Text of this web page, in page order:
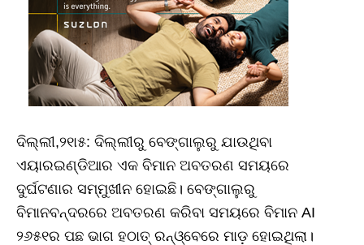
ଦିଲ୍ଲୀ,୨୧ା୫: ଦିଲ୍ଲୀରୁ ବେଙ୍ଗାଲୁରୁ ଯାଉଥିବା
ଏୟାରଇଣ୍ଡିଆର ଏକ ବିମାନ ଅବତରଣ ସମୟରେ
ଦୁର୍ଘଟଣାର ସମ୍ମୁଖୀନ ହୋଇଛି। ବେଙ୍ଗାଲୁରୁ
ବିମାନବନ୍ଦରରେ ଅବତରଣ କରିବା ସମୟରେ ବିମାନ AI
୨୬୫୧ର ପଛ ଭାଗ ହଠାତ୍‌ ରନ୍‌ଓ୍ବେରେ ମାଡ଼ ହୋଇଥିଲା।